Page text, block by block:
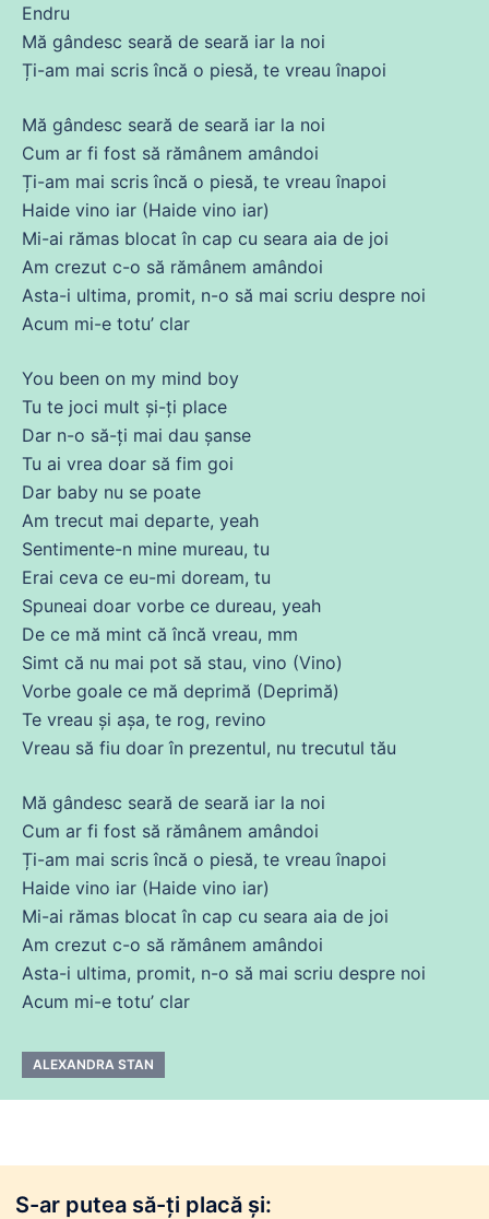
Endru
Mă gândesc seară de seară iar la noi
Ți-am mai scris încă o piesă, te vreau înapoi
Mă gândesc seară de seară iar la noi
Cum ar fi fost să rămânem amândoi
Ți-am mai scris încă o piesă, te vreau înapoi
Haide vino iar (Haide vino iar)
Mi-ai rămas blocat în cap cu seara aia de joi
Am crezut c-o să rămânem amândoi
Asta-i ultima, promit, n-o să mai scriu despre noi
Acum mi-e totu’ clar
You been on my mind boy
Tu te joci mult și-ți place
Dar n-o să-ți mai dau șanse
Tu ai vrea doar să fim goi
Dar baby nu se poate
Am trecut mai departe, yeah
Sentimente-n mine mureau, tu
Erai ceva ce eu-mi dorеam, tu
Spuneai doar vorbe ce durеau, yeah
De ce mă mint că încă vreau, mm
Simt că nu mai pot să stau, vino (Vino)
Vorbe goale ce mă deprimă (Deprimă)
Te vreau și așa, te rog, revino
Vreau să fiu doar în prezentul, nu trecutul tău
Mă gândesc seară de seară iar la noi
Cum ar fi fost să rămânem amândoi
Ți-am mai scris încă o piesă, te vreau înapoi
Haide vino iar (Haide vino iar)
Mi-ai rămas blocat în cap cu seara aia de joi
Am crezut c-o să rămânem amândoi
Asta-i ultima, promit, n-o să mai scriu despre noi
Acum mi-e totu’ clar
ALEXANDRA STAN
S-ar putea să-ți placă și: